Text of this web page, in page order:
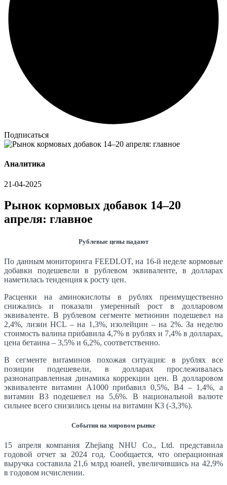
Подписаться
Аналитика
21-04-2025
Рынок кормовых добавок 14–20
апреля: главное
Рублевые цены падают
По данным мониторинга FEEDLOT, на 16-й неделе кормовые
добавки подешевели в рублевом эквиваленте, в долларах
наметилась тенденция к росту цен.
Расценки на аминокислоты в рублях преимущественно
снижались и показали умеренный рост в долларовом
эквиваленте. В рублевом сегменте метионин подешевел на
2,4%, лизин HCL – на 1,3%, изолейцин – на 2%. За неделю
стоимость валина прибавила 4,7% в рублях и 7,4% в долларах,
цена бетаина – 3,5% и 6,2%, соответственно.
В сегменте витаминов похожая ситуация: в рублях все
позиции подешевели, в долларах прослеживалась
разнонаправленная динамика коррекции цен. В долларовом
эквиваленте витамин А1000 прибавил 0,5%, В4 – 1,4%, а
витамин В3 подешевел на 5,6%. В национальной валюте
сильнее всего снизились цены на витамин К3 (-3,3%).
События на мировом рынке
15 апреля компания Zhejiang NHU Co., Ltd. представила
годовой отчет за 2024 год. Сообщается, что операционная
выручка составила 21,6 млрд юаней, увеличившись на 42,9%
в годовом исчислении.